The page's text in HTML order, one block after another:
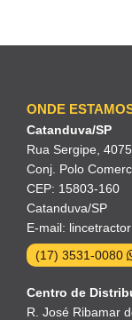
ONDE
Catanduva/SP
Rua Sergipe, 4075
Conj. Polo
CEP: 15803-160
Catanduva/SP
E-mail:
(17) 3531-0080
Centro de
R. José Ribamar